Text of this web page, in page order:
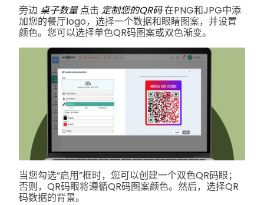
旁边桌子数量点击 定制您的QR码在PNG和JPG中添
加您的餐厅logo，选择一个数据和眼睛图案，并设置
颜色。您可以选择单色QR码图案或双色渐变。
当您勾选“启用”框时，您可以创建一个双色QR码眼；
否则，QR码眼将遵循QR码图案颜色。然后，选择QR
码数据的背景。